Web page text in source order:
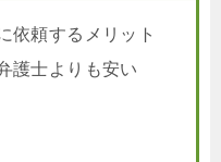
依頼するメリット
護士よりも安い